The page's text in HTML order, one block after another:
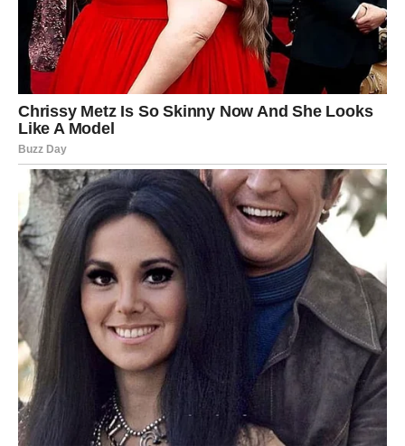
koji nećete zaboraviti.
Šta donosi nedelja?
Harmonija u odnosima.
Pomirenje ili dublja povezanost.
Povoljne odluke u vezi finansija.
Inspiracija i kreativni polet.
Slobodnim Vagama se otvara polje ljubavi — osoba iz
prošlosti ili nova osoba koja jako liči na „idealnu sliku“
može se pojaviti.
Poruka nedelje:
Otvorite srce — sudbina vam šalje ono što ste tražili.